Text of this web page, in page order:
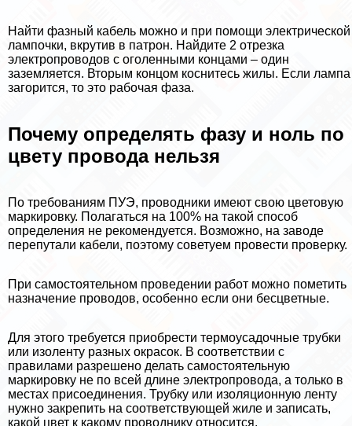
Найти фазный кабель можно и при помощи электрической
лампочки, вкрутив в патрон. Найдите 2 отрезка
электропроводов с оголенными концами – один
заземляется. Вторым концом коснитесь жилы. Если лампа
загорится, то это рабочая фаза.
Почему определять фазу и ноль по
цвету провода нельзя
По требованиям ПУЭ, проводники имеют свою цветовую
маркировку. Полагаться на 100% на такой способ
определения не рекомендуется. Возможно, на заводе
перепутали кабели, поэтому советуем провести проверку.
При самостоятельном проведении работ можно пометить
назначение проводов, особенно если они бесцветные.
Для этого требуется приобрести термоусадочные трубки
или изоленту разных окрасок. В соответствии с
правилами разрешено делать самостоятельную
маркировку не по всей длине электропровода, а только в
местах присоединения. Трубку или изоляционную ленту
нужно закрепить на соответствующей жиле и записать,
какой цвет к какому проводнику относится.